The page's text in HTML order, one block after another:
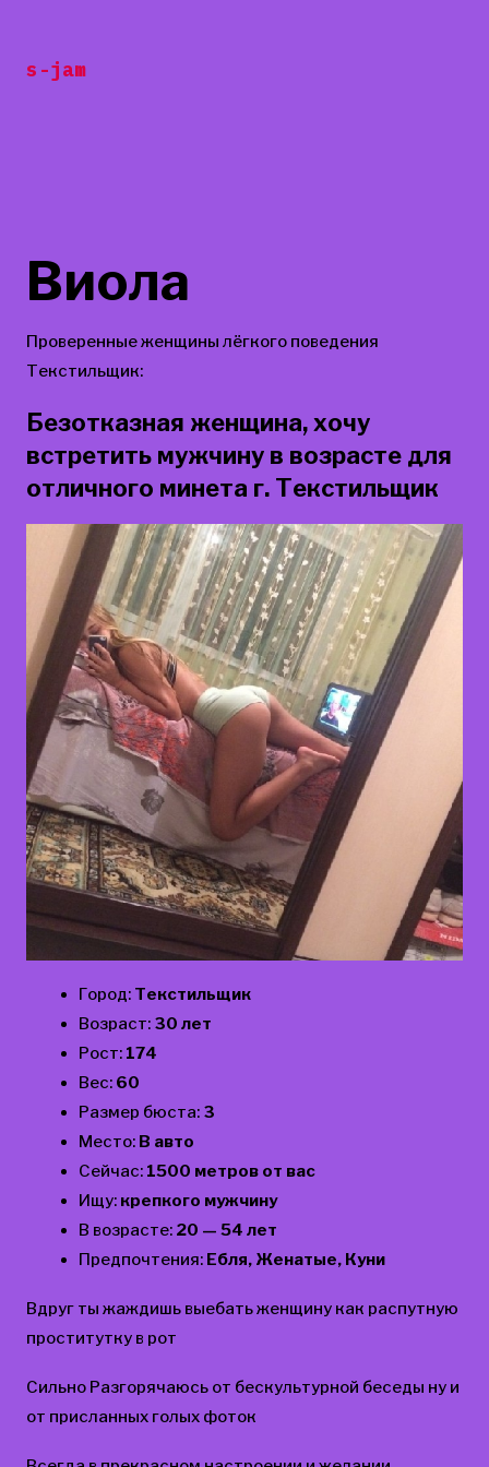
содержанию
s-jam
Виола
Проверенные женщины лёгкого поведения
Текстильщик:
Безотказная женщина, хочу
встретить мужчину в возрасте для
отличного минета г. Текстильщик
Город: Текстильщик
Возраст: 30 лет
Рост: 174
Вес: 60
Размер бюста: 3
Место: В авто
Сейчас: 1500 метров от вас
Ищу: крепкого мужчину
В возрасте: 20 — 54 лет
Предпочтения: Ебля, Женатые, Куни
Вдруг ты жаждишь выебать женщину как распутную
проститутку в рот
Сильно Разгорячаюсь от бескультурной беседы ну и
от присланных голых фоток